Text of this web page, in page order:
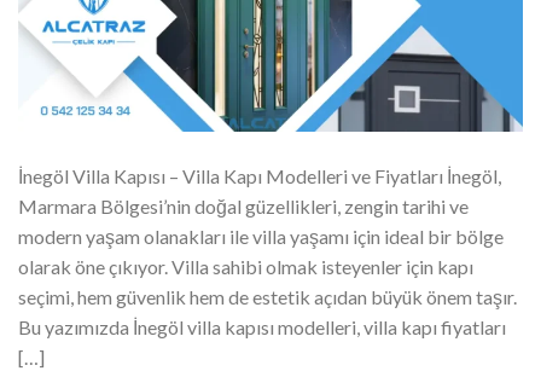
İnegöl Villa Kapısı – Villa Kapı Modelleri ve Fiyatları İnegöl,
Marmara Bölgesi’nin doğal güzellikleri, zengin tarihi ve
modern yaşam olanakları ile villa yaşamı için ideal bir bölge
olarak öne çıkıyor. Villa sahibi olmak isteyenler için kapı
seçimi, hem güvenlik hem de estetik açıdan büyük önem taşır.
Bu yazımızda İnegöl villa kapısı modelleri, villa kapı fiyatları
[…]